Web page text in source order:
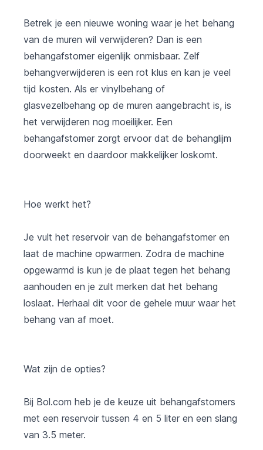
Betrek je een nieuwe woning waar je het behang
van de muren wil verwijderen? Dan is een
behangafstomer eigenlijk onmisbaar. Zelf
behangverwijderen is een rot klus en kan je veel
tijd kosten. Als er vinylbehang of
glasvezelbehang op de muren aangebracht is, is
het verwijderen nog moeilijker. Een
behangafstomer zorgt ervoor dat de behanglijm
doorweekt en daardoor makkelijker loskomt.
Hoe werkt het?
Je vult het reservoir van de behangafstomer en
laat de machine opwarmen. Zodra de machine
opgewarmd is kun je de plaat tegen het behang
aanhouden en je zult merken dat het behang
loslaat. Herhaal dit voor de gehele muur waar het
behang van af moet.
Wat zijn de opties?
Bij Bol.com heb je de keuze uit behangafstomers
met een reservoir tussen 4 en 5 liter en een slang
van 3.5 meter.